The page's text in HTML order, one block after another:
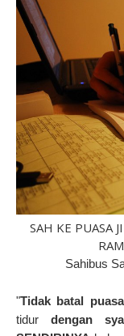
SAH KE PUASA
Sahibus
"Tidak batal puasa
tidurdengan